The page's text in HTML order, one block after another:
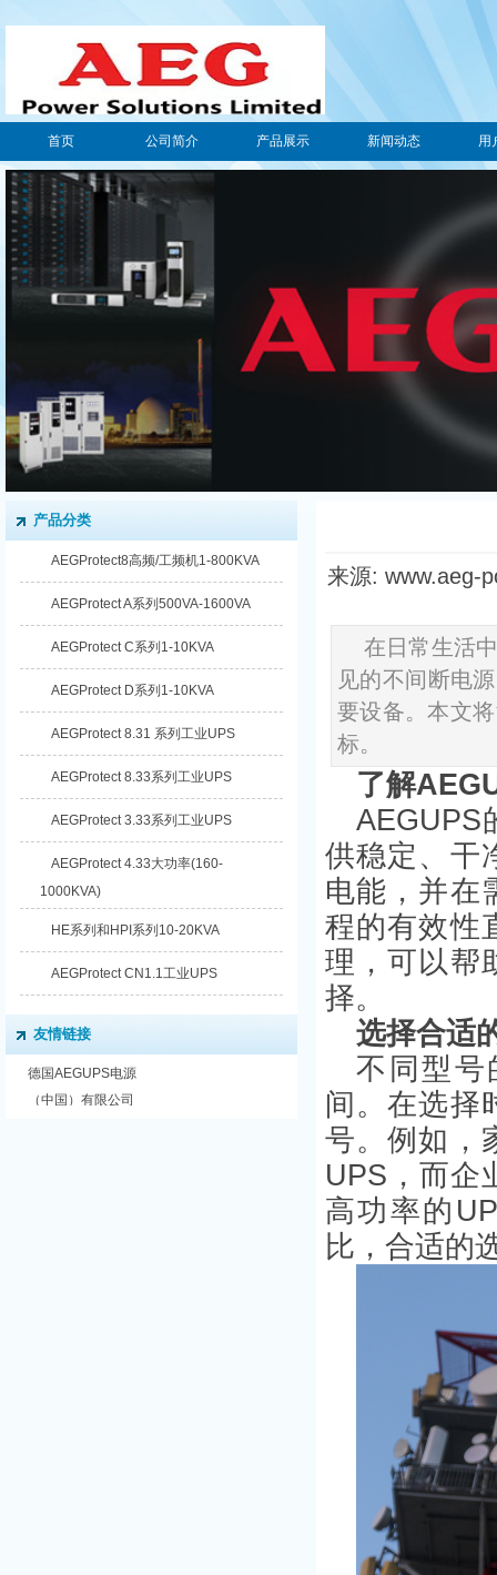
首页 公司简介 产品展示 新闻动态 用
来源:
在日常生活
见的不间断电
要设备。本文
标。
了解
AEGUPS
供稳定、干
电能，并在
程的有效性
理，可以帮
择。
选择合适
不同型号
间。在选择
号。例如，
UPS，而企
高功率的
比，合适的
产品分类
AEGProtect8高频/工频机1-800KVA
AEGProtect A系列500VA-1600VA
AEGProtect C系列1-10KVA
AEGProtect D系列1-10KVA
AEGProtect 8.31 系列工业UPS
AEGProtect 8.33系列工业UPS
AEGProtect 3.33系列工业UPS
AEGProtect 4.33大功率(160-
1000KVA)
HE系列和HPI系列10-20KVA
AEGProtect CN1.1工业UPS
友情链接
德国AEGUPS电源
（中国）有限公司